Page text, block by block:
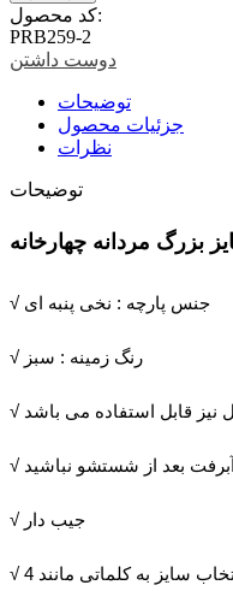
کد محصول:
PRB259-2
دوست داشتن
توضیحات
جزئیات محصول
نظرات
توضیحات
بزرگ مردانه چهارخانه
√ جنس پارچه : نخی پنبه ای
√ رنگ زمینه : سبز
√ جیب دار
√